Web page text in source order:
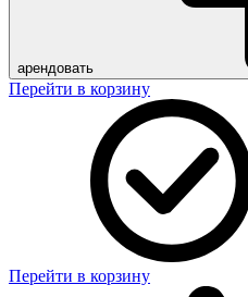
арендовать
Перейти в корзину
Перейти в корзину